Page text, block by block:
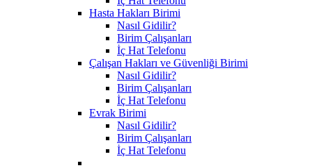
Hasta Hakları Birimi
Nasıl Gidilir?
Birim Çalışanları
İç Hat Telefonu
Çalışan Hakları ve Güvenliği Birimi
Nasıl Gidilir?
Birim Çalışanları
İç Hat Telefonu
Evrak Birimi
Nasıl Gidilir?
Birim Çalışanları
İç Hat Telefonu